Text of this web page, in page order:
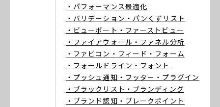
・パフォーマンス最適化
・バリデーション ・パンくずリスト
・ビューポート ・ファーストビュー
・ファイアウォール ・ファネル分析
・ファビコン ・フィード ・フォーム
・フォールドライン ・フォント
・プッシュ通知 ・フッター ・プラグイン
・ブラックリスト ・ブランディング
・ブランド認知 ・ブレークポイント